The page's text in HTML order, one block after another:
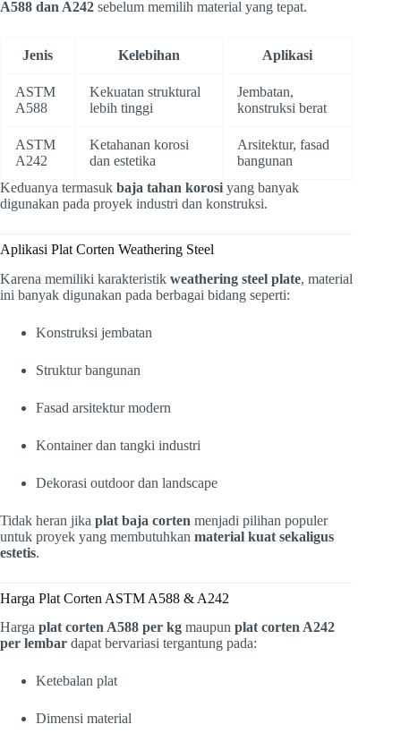
A588 dan A242 sebelum memilih material yang tepat.
Jenis Kelebihan Aplikasi
ASTM
A588
Kekuatan struktural
lebih tinggi
Jembatan,
konstruksi berat
ASTM
A242
Ketahanan korosi
dan estetika
Arsitektur, fasad
bangunan
Keduanya termasuk baja tahan korosi yang banyak
digunakan pada proyek industri dan konstruksi.
Aplikasi Plat Corten Weathering Steel
Karena memiliki karakteristik weathering steel plate, material
ini banyak digunakan pada berbagai bidang seperti:
Konstruksi jembatan
Struktur bangunan
Fasad arsitektur modern
Kontainer dan tangki industri
Dekorasi outdoor dan landscape
Tidak heran jika plat baja corten menjadi pilihan populer
untuk proyek yang membutuhkan material kuat sekaligus
estetis.
Harga Plat Corten ASTM A588 & A242
Harga plat corten A588 per kg maupun plat corten A242
per lembar dapat bervariasi tergantung pada:
Ketebalan plat
Dimensi material